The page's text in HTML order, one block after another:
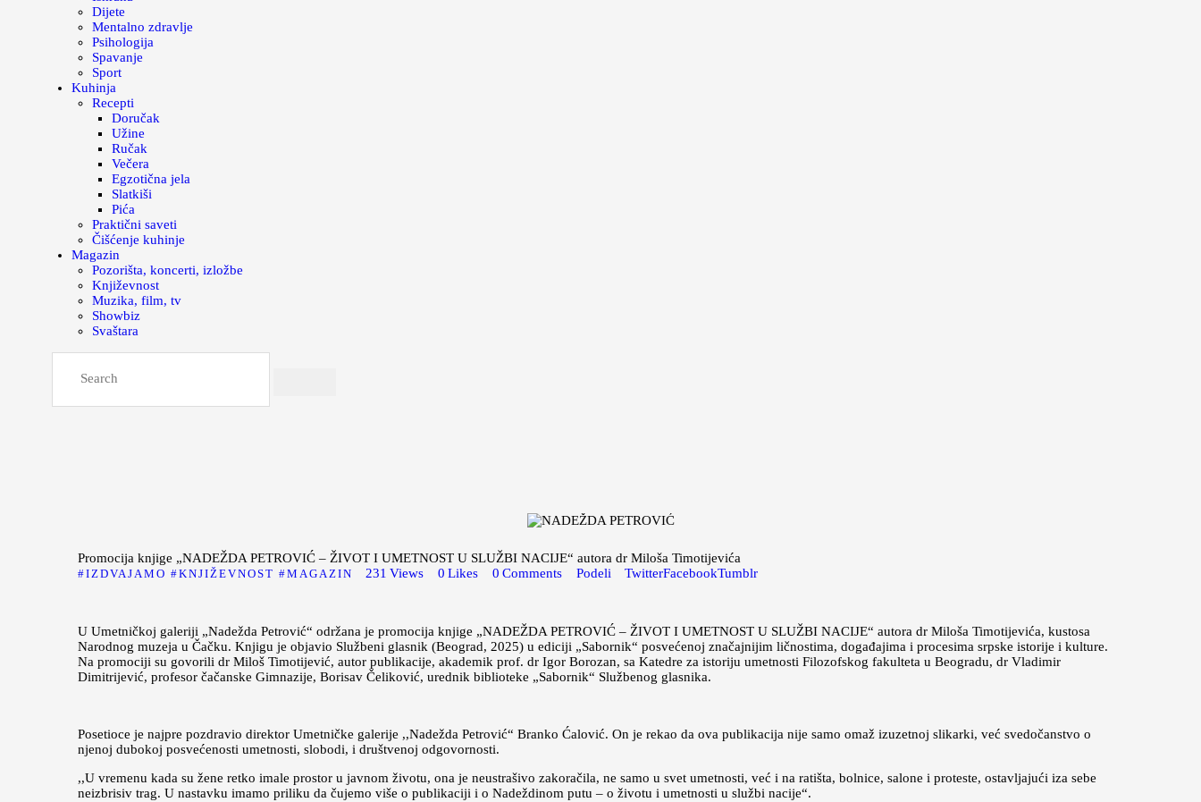
Dijete
Mentalno zdravlje
Psihologija
Spavanje
Sport
Kuhinja
Recepti
Doručak
Užine
Ručak
Večera
Egzotična jela
Slatkiši
Pića
Praktični saveti
Čišćenje kuhinje
Magazin
Pozorišta, koncerti, izložbe
Književnost
Muzika, film, tv
Showbiz
Svaštara
Promocija knjige „NADEŽDA PETROVIĆ – ŽIVOT I UMETNOST U SLUŽBI NACIJE“ autora dr Miloša Timotijevića
IZDVAJAMO KNJIŽEVNOST MAGAZIN 231 Views 0 Likes 0 Comments Podeli TwitterFacebookTumblr
U Umetničkoj galeriji „Nadežda Petrović“ održana je promocija knjige „NADEŽDA PETROVIĆ – ŽIVOT I UMETNOST U SLUŽBI NACIJE“ autora dr Miloša Timotijevića, kustosa
Narodnog muzeja u Čačku. Knjigu je objavio Službeni glasnik (Beograd, 2025) u ediciji „Sabornik“ posvećenoj značajnijim ličnostima, događajima i procesima srpske istorije i kulture.
Na promociji su govorili dr Miloš Timotijević, autor publikacije, akademik prof. dr Igor Borozan, sa Katedre za istoriju umetnosti Filozofskog fakulteta u Beogradu, dr Vladimir
Dimitrijević, profesor čačanske Gimnazije, Borisav Čeliković, urednik biblioteke „Sabornik“ Službenog glasnika.
Posetioce je najpre pozdravio direktor Umetničke galerije ,,Nadežda Petrović“ Branko Ćalović. On je rekao da ova publikacija nije samo omaž izuzetnoj slikarki, već svedočanstvo o
njenoj dubokoj posvećenosti umetnosti, slobodi, i društvenoj odgovornosti.
,,U vremenu kada su žene retko imale prostor u javnom životu, ona je neustrašivo zakoračila, ne samo u svet umetnosti, već i na ratišta, bolnice, salone i proteste, ostavljajući iza sebe
neizbrisiv trag. U nastavku imamo priliku da čujemo više o publikaciji i o Nadeždinom putu – o životu i umetnosti u službi nacije“.